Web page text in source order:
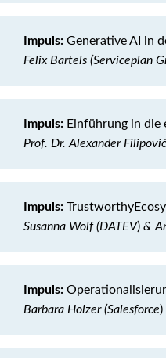
Impuls: Generative AI in
Felix Bartels (Serviceplan
Impuls: Einführung in die
Prof. Dr. Alexander
Impuls:
Susanna Wolf (DATEV) &
Impuls:
Barbara Holzer (Salesforce)